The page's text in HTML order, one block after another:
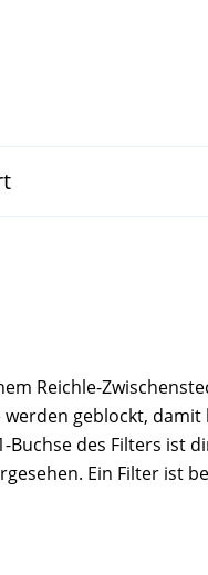
Reichle-
geblockt,
Buchse des Filters ist
Ein Filter ist